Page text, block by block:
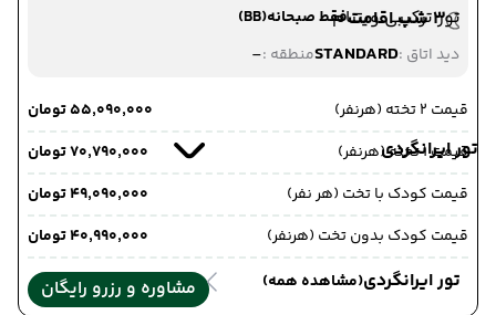
تور ترکیبی ویتنام
تور ایرانگردی
تور ایرانگردی(مشاهده همه)
3 شب اقامت
فقط صبحانه(BB)
دید اتاق :STANDARDمنطقه :-
قیمت 2 تخته (هرنفر)
۵۵٬۰۹۰٬۰۰۰ تومان
قیمت 1 تخته (هرنفر)
۷۰٬۷۹۰٬۰۰۰ تومان
قیمت کودک با تخت (هر نفر)
۴۹٬۰۹۰٬۰۰۰ تومان
قیمت کودک بدون تخت (هرنفر)
۴۰٬۹۹۰٬۰۰۰ تومان
مشاوره و رزرو رایگان